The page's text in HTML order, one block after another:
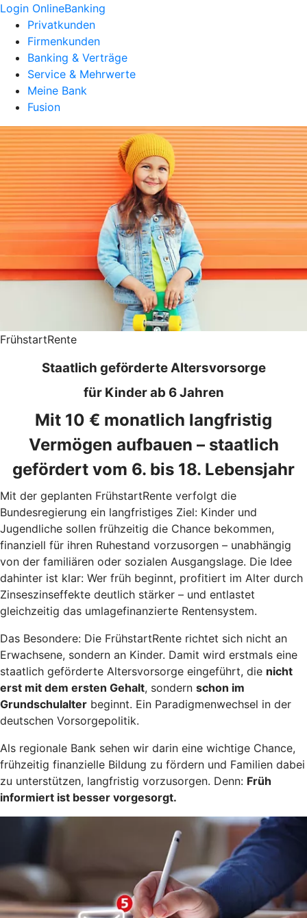
Login OnlineBanking
Privatkunden
Firmenkunden
Banking & Verträge
Service & Mehrwerte
Meine Bank
Fusion
FrühstartRente
Staatlich geförderte Altersvorsorge
für Kinder ab 6 Jahren
Mit 10 € monatlich langfristig
Vermögen aufbauen – staatlich
gefördert vom 6. bis 18. Lebensjahr
Mit der geplanten FrühstartRente verfolgt die
Bundesregierung ein langfristiges Ziel: Kinder und
Jugendliche sollen frühzeitig die Chance bekommen,
finanziell für ihren Ruhestand vorzusorgen – unabhängig
von der familiären oder sozialen Ausgangslage. Die Idee
dahinter ist klar: Wer früh beginnt, profitiert im Alter durch
Zinseszinseffekte deutlich stärker – und entlastet
gleichzeitig das umlagefinanzierte Rentensystem.
Das Besondere: Die FrühstartRente richtet sich nicht an
Erwachsene, sondern an Kinder. Damit wird erstmals eine
staatlich geförderte Altersvorsorge eingeführt, die nicht
erst mit dem ersten Gehalt, sondern schon im
Grundschulalter beginnt. Ein Paradigmenwechsel in der
deutschen Vorsorgepolitik.
Als regionale Bank sehen wir darin eine wichtige Chance,
frühzeitig finanzielle Bildung zu fördern und Familien dabei
zu unterstützen, langfristig vorzusorgen. Denn: Früh
informiert ist besser vorgesorgt.